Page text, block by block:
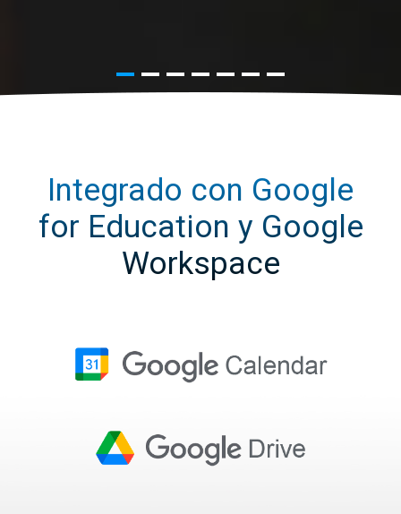
Integrado con Google
for Education y Google
Workspace